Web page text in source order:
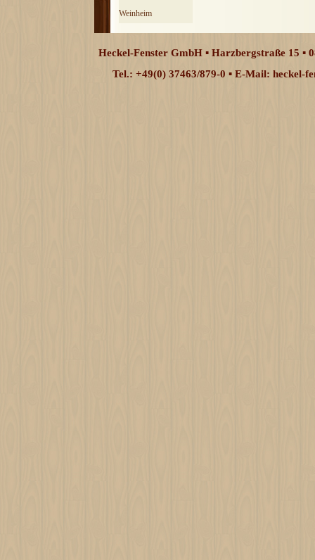
Weinheim
Heckel-Fenster GmbH ▪ Harzbergstraße 15 ▪
Tel.: +49(0) 37463/879-0 ▪ E-Mail: heckel-